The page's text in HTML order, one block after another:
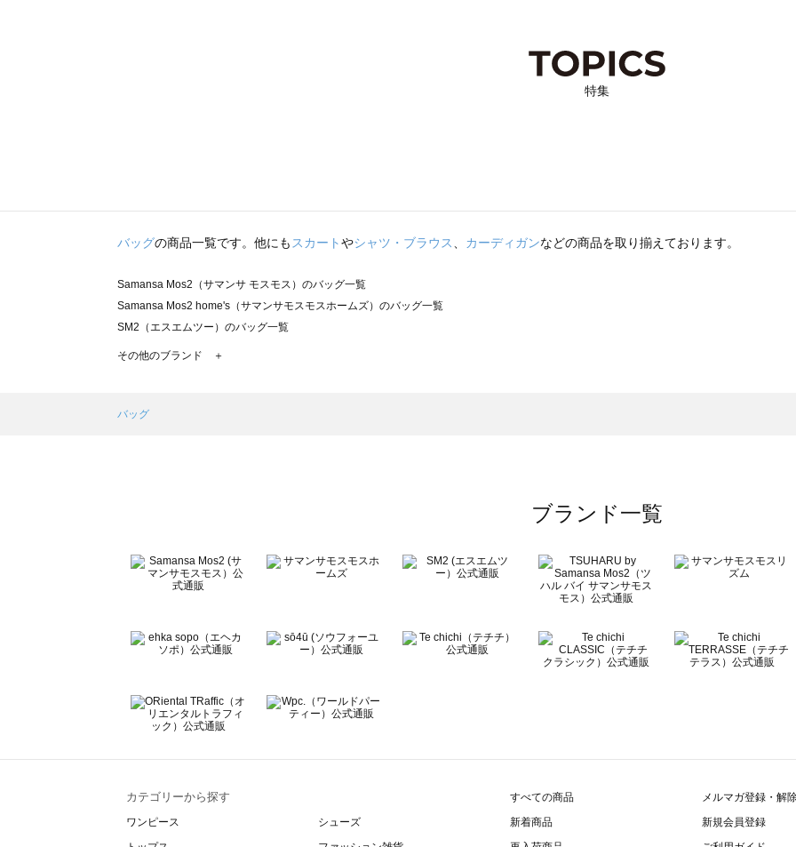
特集
バッグの商品一覧です。他にも スカートやシャツ・ブラウス カーディガンなどの商品を取り揃えております。
Samansa Mos2（サマンサ モスモス）のバッグ一覧
Samansa Mos2 home's（サマンサモスモスホームズ）のバッグ一覧
SM2（エスエムツー）のバッグ一覧
TSUHARU by Samansa Mos2（ツハルバイサマンサモスモス）のバッグ一覧
Samansa Mos2 Lagom（サマンサモスモス ラーゴム）のバッグ一覧
BETTY'S BLUE（べティーズブルー）のバッグ一覧
Wpc.（ワールドパーティー）のバッグ一覧
その他のブランド ＋
バッグ
ブランド一覧
カテゴリーから探す
ワンピース
シューズ
すべての商品
新着商品
メルマガ登録・解
新規会員登録